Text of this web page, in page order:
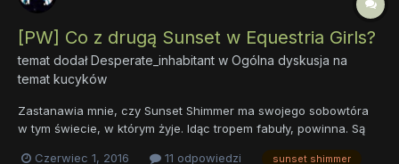
[PW] Co z drugą Sunset w Equestria Girls?
temat dodałDesperate_inhabitant w Ogólna dyskusja na
temat kucyków
Zastanawia mnie, czy Sunset Shimmer ma swojego sobowtóra
w tym świecie, w którym żyje. Idąc tropem fabuły, powinna. Są
Czerwiec 1, 2016
11 odpowiedzi sunset shimmer